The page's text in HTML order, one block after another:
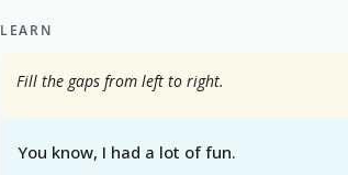
LEARN
Fill the gaps from left to right.
You know, I had a lot of fun.